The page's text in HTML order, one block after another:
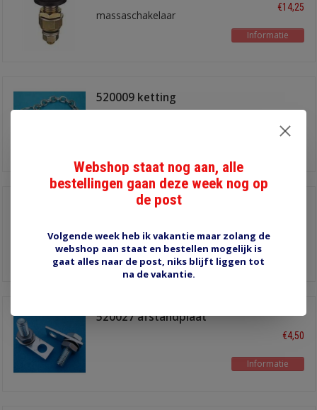
massaschakelaar
€14,25
Informatie
520009 ketting
520026 afstandplaat
Informatie
520027 afstandplaat
€4,50
Informatie
Webshop staat nog aan, alle
bestellingen gaan deze week nog op
de post
Volgende week heb ik vakantie maar zolang de
webshop aan staat en bestellen mogelijk is
gaat alles naar de post, niks blijft liggen tot
na de vakantie.